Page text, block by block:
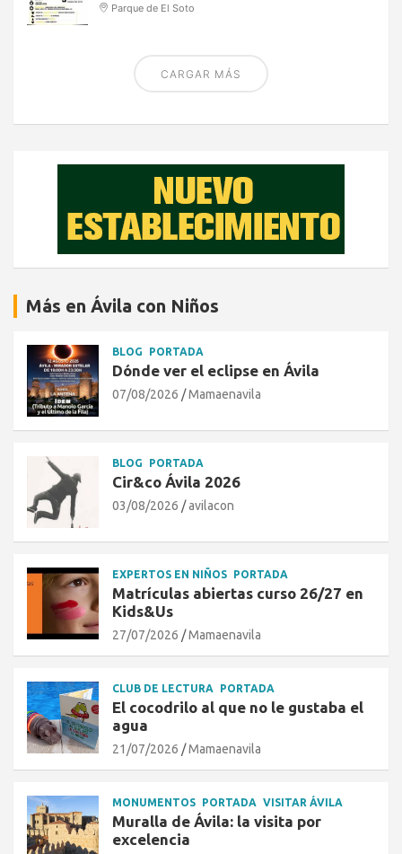
Parque de El Soto
CARGAR MÁS
Más en Ávila con Niños
BLOG PORTADA
Dónde ver el eclipse en Ávila
07/08/2026 Mamaenavila
BLOG PORTADA
Cir&co Ávila 2026
03/08/2026 avilacon
EXPERTOS EN NIÑOS PORTADA
Matrículas abiertas curso 26/27 en
Kids&Us
27/07/2026 Mamaenavila
CLUB DE LECTURA PORTADA
El cocodrilo al que no le gustaba el
agua
21/07/2026 Mamaenavila
MONUMENTOS PORTADA VISITAR ÁVILA
Muralla de Ávila: la visita por
excelencia